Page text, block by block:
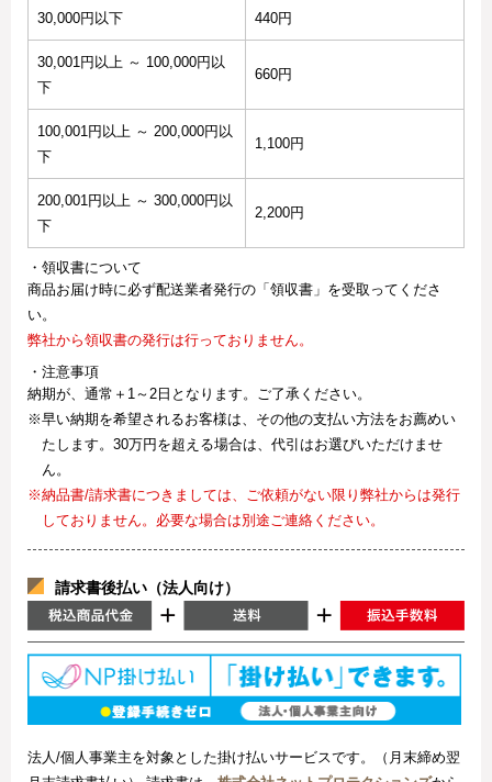
30,000円以下 440円
30,001円以上 ～ 100,000円以
下
660円
100,001円以上 ～ 200,000円以
下
1,100円
200,001円以上 ～ 300,000円以
下
2,200円
・領収書について
商品お届け時に必ず配送業者発行の「領収書」を受取ってくださ
い。
弊社から領収書の発行は行っておりません。
・注意事項
納期が、通常＋1～2日となります。ご了承ください。
※早い納期を希望されるお客様は、その他の支払い方法をお薦めい
たします。30万円を超える場合は、代引はお選びいただけませ
ん。
※納品書/請求書につきましては、ご依頼がない限り弊社からは発行
しておりません。必要な場合は別途ご連絡ください。
請求書後払い（法人向け）
法人/個人事業主を対象とした掛け払いサービスです。（月末締め翌